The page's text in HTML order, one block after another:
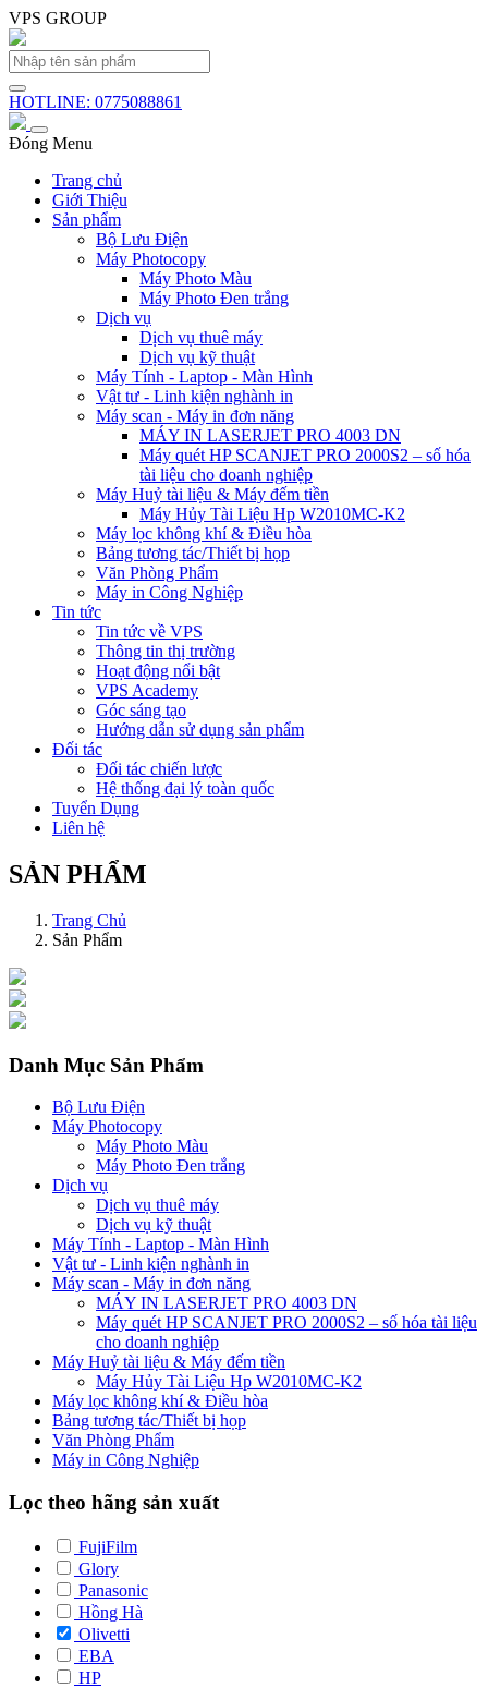
VPS GROUP
HOTLINE: 0775088861
Đóng Menu
Trang chủ
Giới Thiệu
Sản phẩm
Bộ Lưu Điện
Máy Photocopy
Máy Photo Màu
Máy Photo Đen trắng
Dịch vụ
Dịch vụ thuê máy
Dịch vụ kỹ thuật
Máy Tính - Laptop - Màn Hình
Vật tư - Linh kiện nghành in
Máy scan - Máy in đơn năng
MÁY IN LASERJET PRO 4003 DN
Máy quét HP SCANJET PRO 2000S2 – số hóa
tài liệu cho doanh nghiệp
Máy Huỷ tài liệu & Máy đếm tiền
Máy Hủy Tài Liệu Hp W2010MC-K2
Máy lọc không khí & Điều hòa
Bảng tương tác/Thiết bị họp
Văn Phòng Phẩm
Máy in Công Nghiệp
Tin tức
Tin tức về VPS
Thông tin thị trường
Hoạt động nổi bật
VPS Academy
Góc sáng tạo
Hướng dẫn sử dụng sản phẩm
Đối tác
Đối tác chiến lược
Hệ thống đại lý toàn quốc
Tuyển Dụng
Liên hệ
SẢN PHẨM
Trang Chủ
Sản Phẩm
Danh Mục Sản Phẩm
Bộ Lưu Điện
Máy Photocopy
Máy Photo Màu
Máy Photo Đen trắng
Dịch vụ
Dịch vụ thuê máy
Dịch vụ kỹ thuật
Máy Tính - Laptop - Màn Hình
Vật tư - Linh kiện nghành in
Máy scan - Máy in đơn năng
MÁY IN LASERJET PRO 4003 DN
Máy quét HP SCANJET PRO 2000S2 – số hóa tài liệu
cho doanh nghiệp
Máy Huỷ tài liệu & Máy đếm tiền
Máy Hủy Tài Liệu Hp W2010MC-K2
Máy lọc không khí & Điều hòa
Bảng tương tác/Thiết bị họp
Văn Phòng Phẩm
Máy in Công Nghiệp
Lọc theo hãng sản xuất
FujiFilm
Glory
Panasonic
Hồng Hà
Olivetti
EBA
HP